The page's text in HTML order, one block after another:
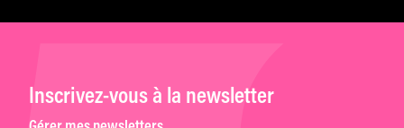
Inscrivez-vous à la newsletter